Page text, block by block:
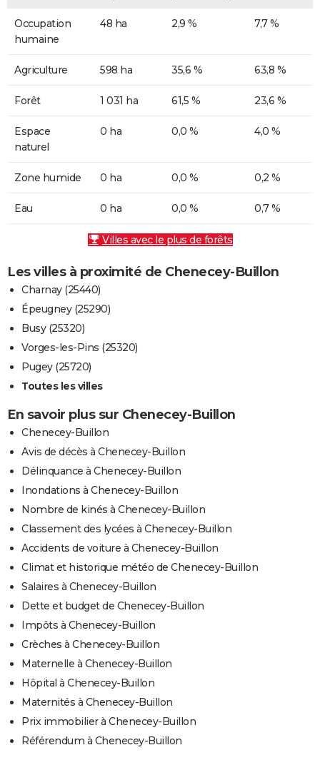
Occupation
humaine
48 ha 2,9 % 7,7 %
Agriculture 598 ha 35,6 % 63,8 %
Forêt 1 031 ha 61,5 % 23,6 %
Espace
naturel
0 ha 0,0 % 4,0 %
Zone humide 0 ha 0,0 % 0,2 %
Eau 0 ha 0,0 % 0,7 %
Villes avec le plus de forêts
Les villes à proximité de Chenecey-Buillon
Charnay (25440)
Épeugney (25290)
Busy (25320)
Vorges-les-Pins (25320)
Pugey (25720)
Toutes les villes
En savoir plus sur Chenecey-Buillon
Chenecey-Buillon
Avis de décès à Chenecey-Buillon
Délinquance à Chenecey-Buillon
Inondations à Chenecey-Buillon
Nombre de kinés à Chenecey-Buillon
Classement des lycées à Chenecey-Buillon
Accidents de voiture à Chenecey-Buillon
Climat et historique météo de Chenecey-Buillon
Salaires à Chenecey-Buillon
Dette et budget de Chenecey-Buillon
Impôts à Chenecey-Buillon
Crèches à Chenecey-Buillon
Maternelle à Chenecey-Buillon
Hôpital à Chenecey-Buillon
Maternités à Chenecey-Buillon
Prix immobilier à Chenecey-Buillon
Référendum à Chenecey-Buillon